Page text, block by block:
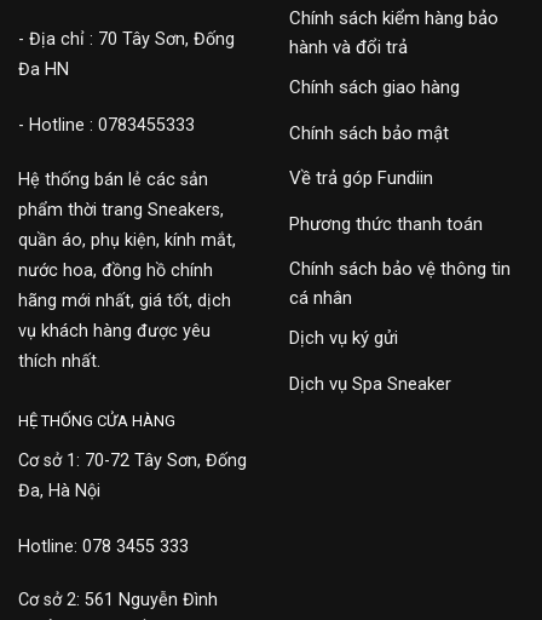
- Địa chỉ : 70 Tây Sơn, Đống
Đa HN
- Hotline : 0783455333
Hệ thống bán lẻ các sản
phẩm thời trang Sneakers,
quần áo, phụ kiện, kính mắt,
nước hoa, đồng hồ chính
hãng mới nhất, giá tốt, dịch
vụ khách hàng được yêu
thích nhất.
Chính sách kiểm hàng bảo
hành và đổi trả
Chính sách giao hàng
Chính sách bảo mật
Về trả góp Fundiin
Phương thức thanh toán
Chính sách bảo vệ thông tin
cá nhân
Dịch vụ ký gửi
Dịch vụ Spa Sneaker
HỆ THỐNG CỬA HÀNG
Cơ sở 1: 70-72 Tây Sơn, Đống
Đa, Hà Nội
Hotline: 078 3455 333
Cơ sở 2: 561 Nguyễn Đình